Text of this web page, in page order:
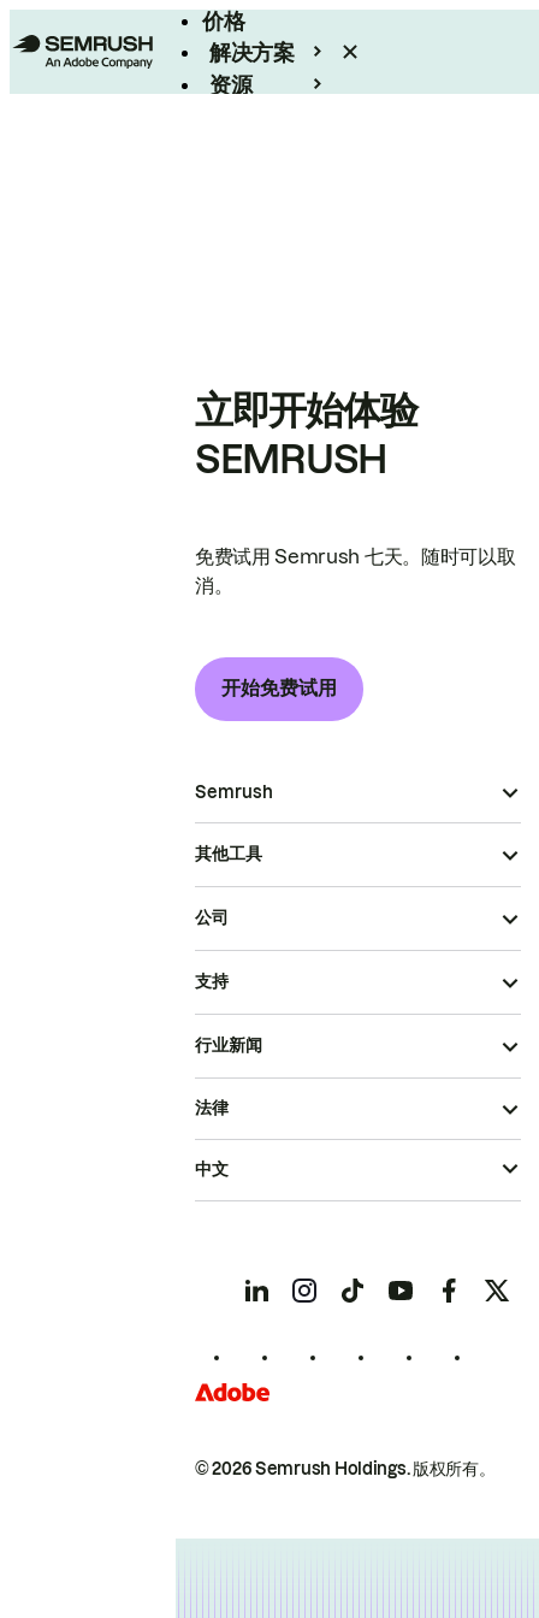
价格
解决方案
资源
立即开始体验
SEMRUSH
免费试用 Semrush 七天。随时可以取
消。
开始免费试用
Semrush
其他工具
公司
支持
行业新闻
© 2026 Semrush Holdings.版权所有。
法律
中文